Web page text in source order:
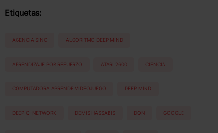
Etiquetas:
AGENCIA SINC ALGORITMO DEEP MIND
APRENDIZAJE POR REFUERZO ATARI 2600 CIENCIA
COMPUTADORA APRENDE VIDEOJUEGO DEEP MIND
DEEP Q-NETWORK DEMIS HASSABIS DQN GOOGLE